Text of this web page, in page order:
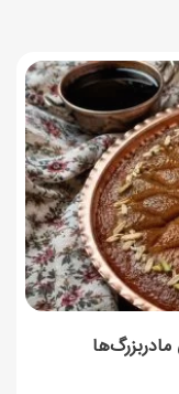
در خانه
و بدون کپک
صبحانه‌ای سالم و انرژی‌بخش